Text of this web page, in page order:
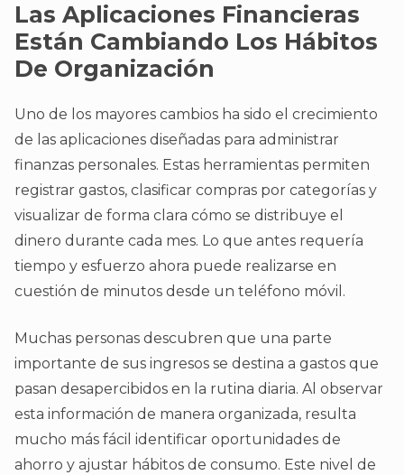
Las Aplicaciones Financieras
Están Cambiando Los Hábitos
De Organización
Uno de los mayores cambios ha sido el crecimiento
de las aplicaciones diseñadas para administrar
finanzas personales. Estas herramientas permiten
registrar gastos, clasificar compras por categorías y
visualizar de forma clara cómo se distribuye el
dinero durante cada mes. Lo que antes requería
tiempo y esfuerzo ahora puede realizarse en
cuestión de minutos desde un teléfono móvil.
Muchas personas descubren que una parte
importante de sus ingresos se destina a gastos que
pasan desapercibidos en la rutina diaria. Al observar
esta información de manera organizada, resulta
mucho más fácil identificar oportunidades de
ahorro y ajustar hábitos de consumo. Este nivel de